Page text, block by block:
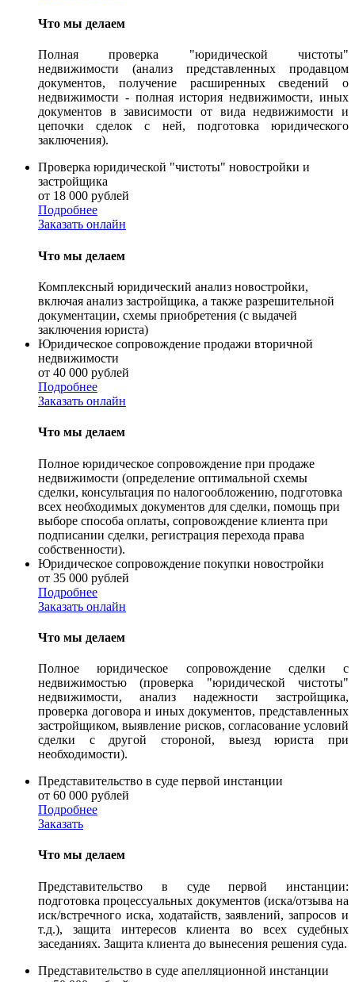
Что мы делаем
Полная проверка "юридической чистоты"
недвижимости (анализ представленных продавцом
документов, получение расширенных сведений о
недвижимости - полная история недвижимости, иных
документов в зависимости от вида недвижимости и
цепочки сделок с ней, подготовка юридического
заключения).
Проверка юридической "чистоты" новостройки и
застройщика
от 18 000 рублей
Подробнее
Заказать онлайн
Что мы делаем
Комплексный юридический анализ новостройки,
включая анализ застройщика, а также разрешительной
документации, схемы приобретения (с выдачей
заключения юриста)
Юридическое сопровождение продажи вторичной
недвижимости
от 40 000 рублей
Подробнее
Заказать онлайн
Что мы делаем
Полное юридическое сопровождение при продаже
недвижимости (определение оптимальной схемы
сделки, консультация по налогообложению, подготовка
всех необходимых документов для сделки, помощь при
выборе способа оплаты, сопровождение клиента при
подписании сделки, регистрация перехода права
собственности).
Юридическое сопровождение покупки новостройки
от 35 000 рублей
Подробнее
Заказать онлайн
Что мы делаем
Полное юридическое сопровождение сделки с
недвижимостью (проверка "юридической чистоты"
недвижимости, анализ надежности застройщика,
проверка договора и иных документов, представленных
застройщиком, выявление рисков, согласование условий
сделки с другой стороной, выезд юриста при
необходимости).
Представительство в суде первой инстанции
от 60 000 рублей
Подробнее
Заказать
Что мы делаем
Представительство в суде первой инстанции:
подготовка процессуальных документов (иска/отзыва на
иск/встречного иска, ходатайств, заявлений, запросов и
т.д.), защита интересов клиента во всех судебных
заседаниях. Защита клиента до вынесения решения суда.
Представительство в суде апелляционной инстанции